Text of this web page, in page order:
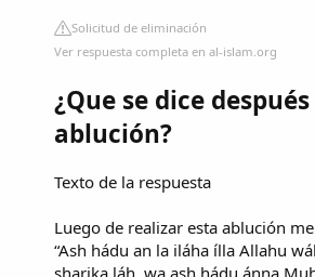
Solicitud de eliminación
Ver respuesta completa en al-islam.org
¿Que se dice
ablución?
Texto de la respuesta
Luego de realizar esta ablución
“Ash hádu an la iláha ílla Allahu
sharika láh, wa ash hádu ánna